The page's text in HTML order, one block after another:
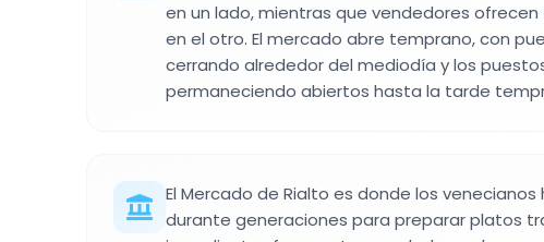
en un lado, mientras que vendedores ofrecen
en el otro. El mercado abre temprano, con
cerrando alrededor del mediodía y los
permaneciendo abiertos hasta la tarde
El Mercado de Rialto es donde los
durante generaciones para preparar platos